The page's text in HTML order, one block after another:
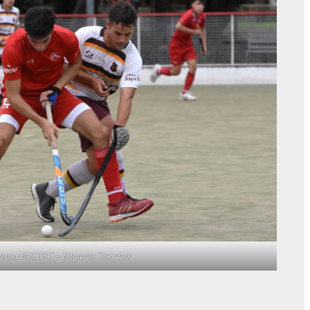
FACHSC – Edgardo Corrales